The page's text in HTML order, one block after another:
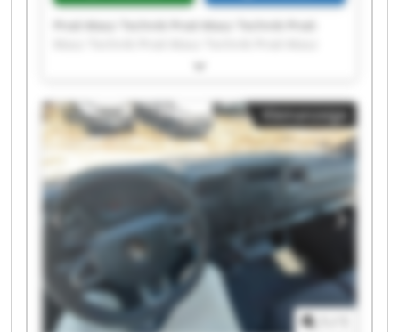
Technik Prod-Masz Technik Prod-Masz Technik
Masz Technik Prod-Masz Technik Prod-Masz
Technik Prod-Masz Technik Prod-Masz Technik
Prod-Masz Technik Prod-Masz Technik Prod-
Masz Technik Prod-Masz Technik Prod-Masz
Technik Prod-Masz Technik
Kleinanzeige